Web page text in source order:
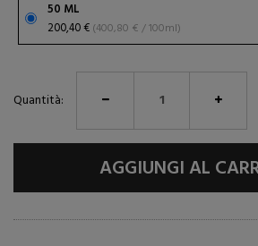
50 ML
200,40 €
(400,80 € / 100ml)
Quantità:
AGGIUNGI AL